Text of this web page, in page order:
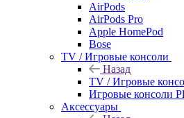
AirPods
AirPods Pro
Apple HomePod
Bose
TV / Игровые консоли
Назад
TV / Игровые
Игровые консоли
Аксессуары